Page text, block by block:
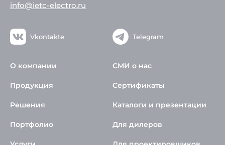
info@ietc-electro.ru
Vkontakte Telegram
О компании
Продукция
Решения
Портфолио
СМИ о нас
Сертификаты
Каталоги и презентации
Для дилеров